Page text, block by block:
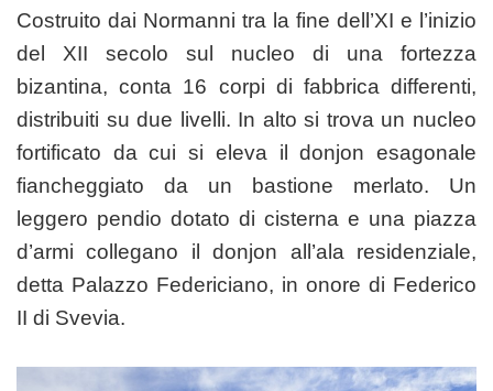
Costruito dai Normanni tra la fine dell’XI e l’inizio
del XII secolo sul nucleo di una fortezza
bizantina, conta 16 corpi di fabbrica differenti,
distribuiti su due livelli. In alto si trova un nucleo
fortificato da cui si eleva il donjon esagonale
fiancheggiato da un bastione merlato. Un
leggero pendio dotato di cisterna e una piazza
d’armi collegano il donjon all’ala residenziale,
detta Palazzo Federiciano, in onore di Federico
II di Svevia.